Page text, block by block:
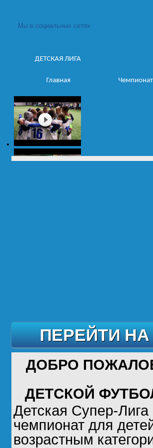
Главная
Мы в социальных сетях
ДЕТСКАЯ ЛИГА
ПЕРЕЙТИ
ДОБРО
ДЕТСКОЙ
Детская Супер-
чемпионат для
возрастным